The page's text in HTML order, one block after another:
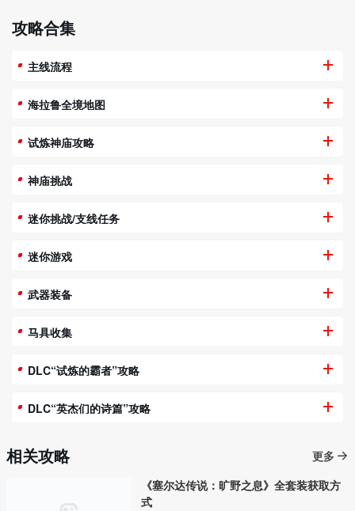
攻略合集
主线流程
海拉鲁全境地图
试炼神庙攻略
神庙挑战
迷你挑战/支线任务
迷你游戏
武器装备
马具收集
DLC“试炼的霸者”攻略
DLC“英杰们的诗篇”攻略
相关攻略
更多
《塞尔达传说：旷野之息》全套装获取方
式